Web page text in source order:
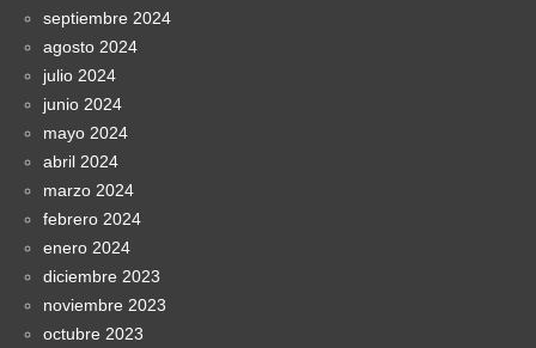
septiembre 2024
agosto 2024
julio 2024
junio 2024
mayo 2024
abril 2024
marzo 2024
febrero 2024
enero 2024
diciembre 2023
noviembre 2023
octubre 2023